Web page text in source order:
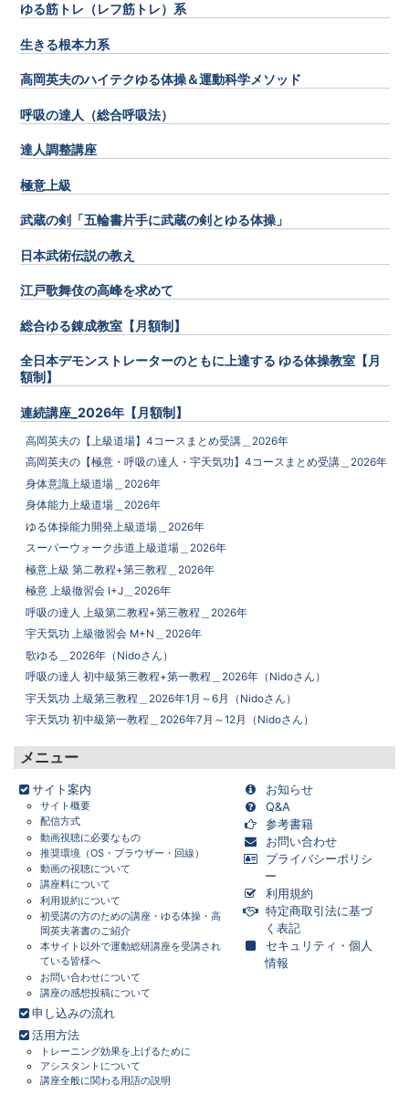
画面をクリックすると元に戻ります。×
ゆる筋トレ（レフ筋トレ）系
生きる根本力系
高岡英夫のハイテクゆる体操＆運動科学メソッド
呼吸の達人（総合呼吸法）
達人調整講座
極意上級
武蔵の剣「五輪書片手に武蔵の剣とゆる体操」
日本武術伝説の教え
江戸歌舞伎の高峰を求めて
総合ゆる錬成教室【月額制】
全日本デモンストレーターのともに上達する ゆる体操教室【月
額制】
連続講座_2026年【月額制】
高岡英夫の【上級道場】4コースまとめ受講＿2026年
高岡英夫の【極意・呼吸の達人・宇天気功】4コースまとめ受講＿2026年
身体意識上級道場＿2026年
身体能力上級道場＿2026年
ゆる体操能力開発上級道場＿2026年
スーパーウォーク歩道上級道場＿2026年
極意上級 第二教程+第三教程＿2026年
極意 上級徹習会 I+J＿2026年
呼吸の達人 上級第二教程+第三教程＿2026年
宇天気功 上級徹習会 M+N＿2026年
歌ゆる＿2026年（Nidoさん）
呼吸の達人 初中級第三教程+第一教程＿2026年（Nidoさん）
宇天気功 上級第三教程＿2026年1月～6月（Nidoさん）
宇天気功 初中級第一教程＿2026年7月～12月（Nidoさん）
メニュー
サイト案内
サイト概要
配信方式
動画視聴に必要なもの
推奨環境（OS・ブラウザー・回線）
動画の視聴について
講座料について
利用規約について
初受講の方のための講座・ゆる体操・高
岡英夫著書のご紹介
本サイト以外で運動総研講座を受講され
ている皆様へ
お問い合わせについて
講座の感想投稿について
申し込みの流れ
活用方法
トレーニング効果を上げるために
アシスタントについて
講座全般に関わる用語の説明
お知らせ
Q&A
参考書籍
お問い合わせ
プライバシーポリシ
ー
利用規約
特定商取引法に基づ
く表記
セキュリティ・個人
情報